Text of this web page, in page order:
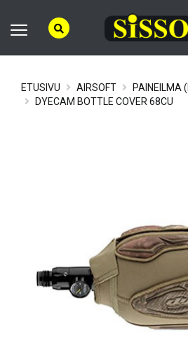
ETUSIVU AIRSOFT PAINEILMA
DYECAM BOTTLE COVER 68CU